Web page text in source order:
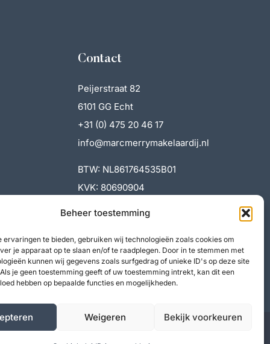
Beheer toestemming
ervaringen te bieden, gebruiken wij technologieën zoals cookies om
je apparaat op te slaan en/of te raadplegen. Door in te stemmen met
kunnen wij gegevens zoals surfgedrag of unieke ID's op deze site
je geen toestemming geeft of uw toestemming intrekt, kan dit een
hebben op bepaalde functies en mogelijkheden.
Weigeren Bekijk voorkeuren
Contact
Peijerstraat 82
6101 GG Echt
+31 (0) 475 20 46 17
info@marcmerrymakelaardij.nl
BTW: NL861764535B01
KVK: 80690904